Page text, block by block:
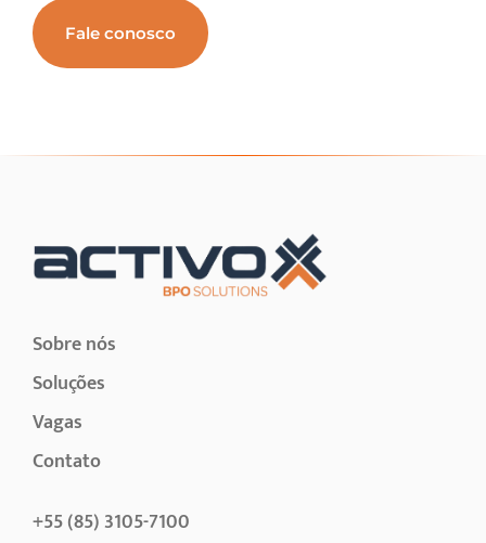
Fale conosco
Sobre nós
Soluções
Vagas
Contato
+55 (85) 3105-7100